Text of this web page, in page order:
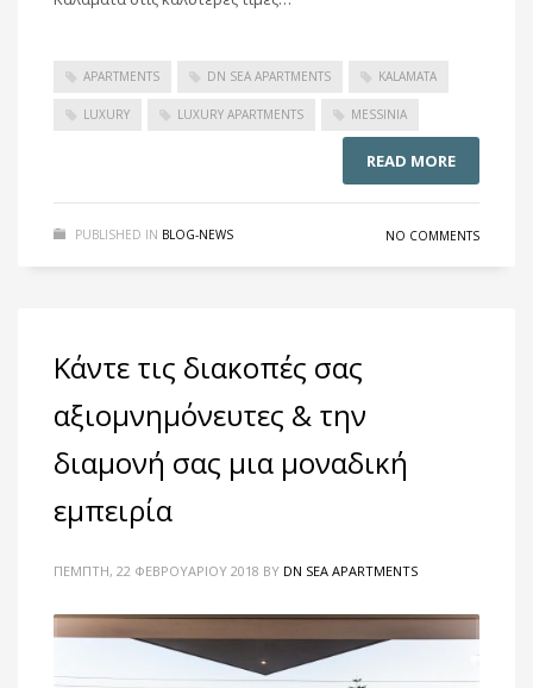
APARTMENTS DN SEA APARTMENTS KALAMATA
LUXURY LUXURY APARTMENTS MESSINIA
READ MORE
PUBLISHED IN BLOG-NEWS NO COMMENTS
Κάντε τις διακοπές σας
αξιομνημόνευτες & την
διαμονή σας μια μοναδική
εμπειρία
ΠΈΜΠΤΗ, 22 ΦΕΒΡΟΥΑΡΊΟΥ 2018 BY DN SEA APARTMENTS